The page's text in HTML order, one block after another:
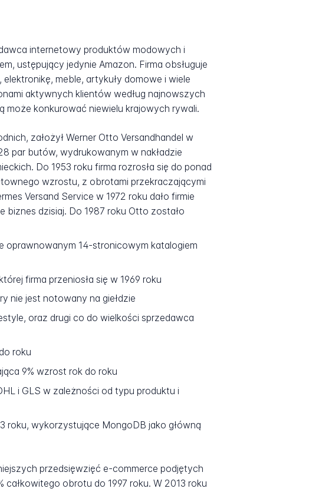
internetowy produktów modowych i
ustępujący jedynie Amazon. Firma obsługuje
meble, artykuły domowe i wiele
aktywnych klientów według najnowszych
konkurować niewielu krajowych rywali.
założył Werner Otto Versandhandel w
par butów, wydrukowanym w nakładzie
Do 1953 roku firma rozrosła się do ponad
wzrostu, z obrotami przekraczającymi
Versand Service w 1972 roku dało firmie
biznes dzisiaj. Do 1987 roku Otto zostało
oprawnowanym 14-stronicowym katalogiem
firma przeniosła się w 1969 roku
nie jest notowany na giełdzie
oraz drugi co do wielkości sprzedawca
roku
9% wzrost rok do roku
i GLS w zależności od typu produktu i
roku, wykorzystujące MongoDB jako główną
przedsięwzięć e-commerce podjętych
obrotu do 1997 roku. W 2013 roku